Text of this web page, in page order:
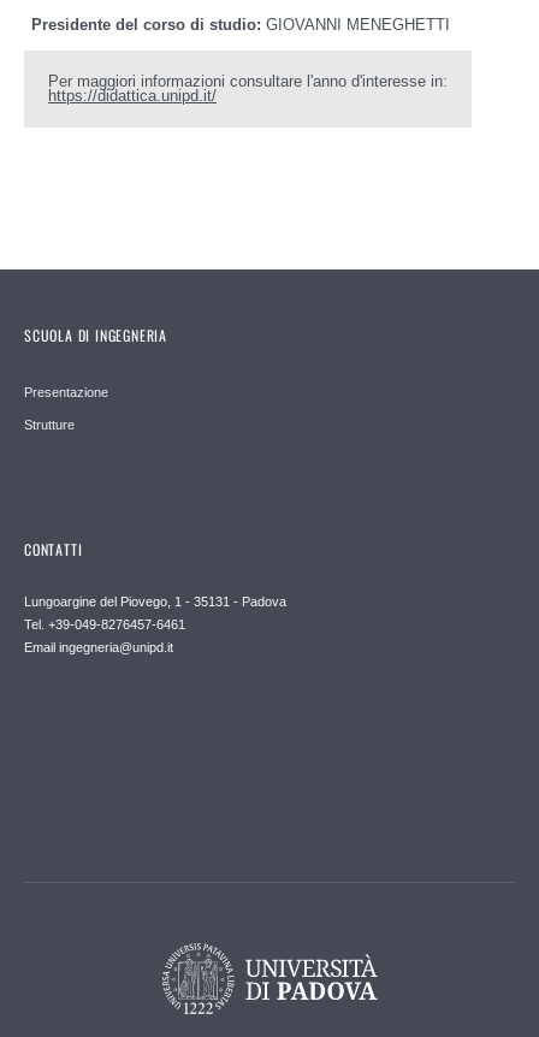
Progetti
Presidente del corso di studio: GIOVANNI MENEGHETTI
Per maggiori informazioni consultare l'anno d'interesse in:
https://didattica.unipd.it/
SCUOLA DI INGEGNERIA
Presentazione
Strutture
CONTATTI
Lungoargine del Piovego, 1 - 35131 - Padova
Tel. +39-049-8276457-6461
Email ingegneria@unipd.it